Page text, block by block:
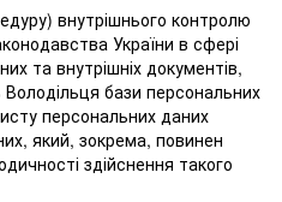
внутрішнього контролю
України в сфері
та внутрішніх документів,
бази персональних
персональних даних
який, зокрема, повинен
здійснення такого